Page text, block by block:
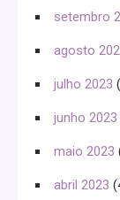
setembro
agosto
julho 2023
junho 2023
maio 2023
abril 2023